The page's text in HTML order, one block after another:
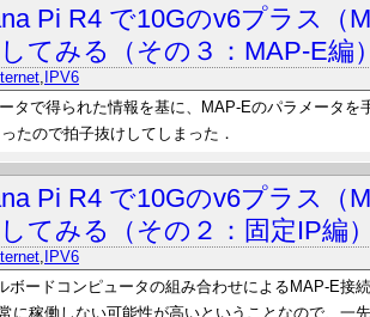
Pi R4 で10Gのv6プラス（
てみる（その３：MAP-E編）
, IPV6
タで得られた情報を基に、MAP-Eのパラメータを
たので拍子抜けしてしまった．
Pi R4 で10Gのv6プラス（
てみる（その２：固定IP編）
, IPV6
ボードコンピュータの組み合わせによるMAP-E接
に稼働しない可能性が高いということなので、一